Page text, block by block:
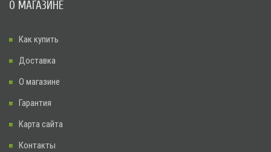
О МАГАЗИНЕ
Как купить
Доставка
О магазине
Гарантия
Карта сайта
Контакты